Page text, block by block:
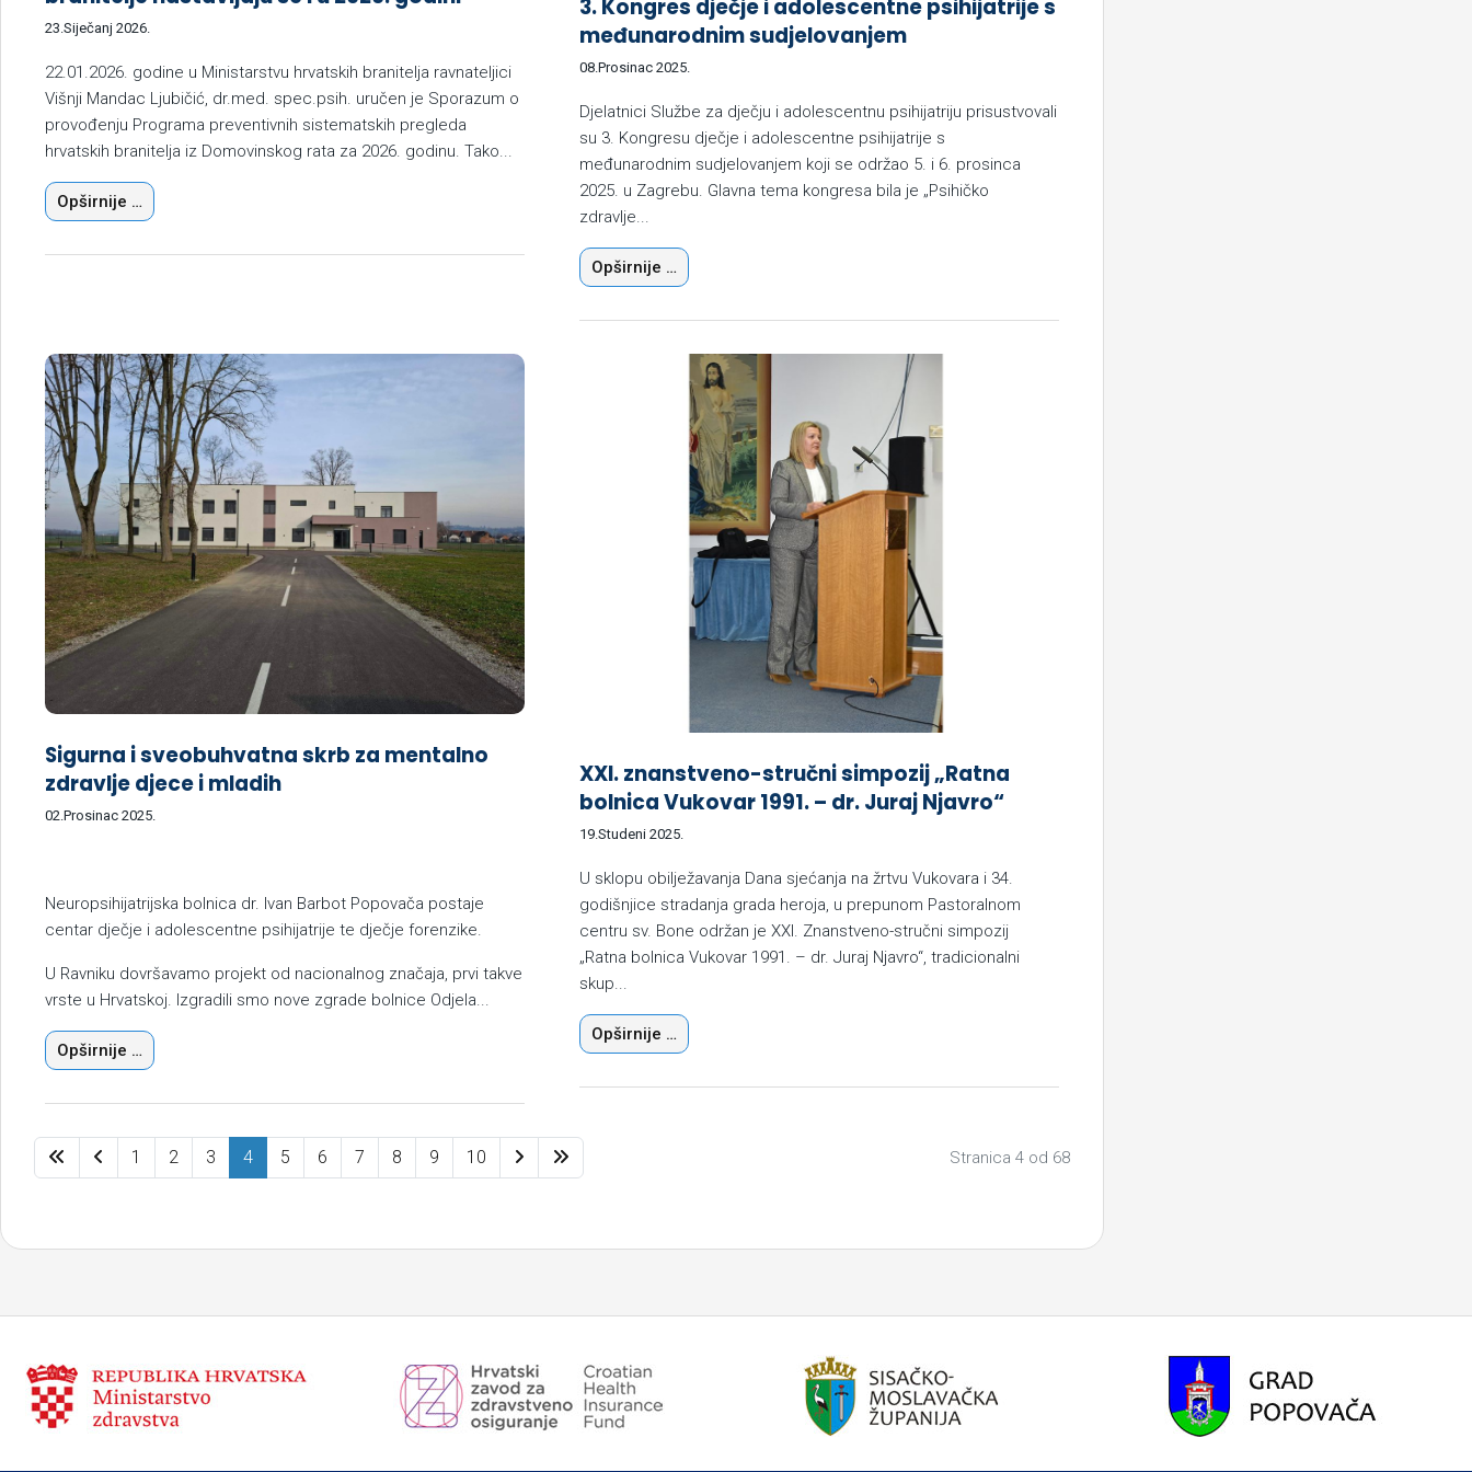
23.Siječanj 2026.
22.01.2026. godine u Ministarstvu hrvatskih branitelja ravnateljici
Višnji Mandac Ljubičić, dr.med. spec.psih. uručen je Sporazum o
provođenju Programa preventivnih sistematskih pregleda
hrvatskih branitelja iz Domovinskog rata za 2026. godinu. Tako...
Opširnije …
3. Kongres dječje i adolescentne psihijatrije s
međunarodnim sudjelovanjem
08.Prosinac 2025.
Djelatnici Službe za dječju i adolescentnu psihijatriju prisustvovali
su 3. Kongresu dječje i adolescentne psihijatrije s
međunarodnim sudjelovanjem koji se održao 5. i 6. prosinca
2025. u Zagrebu. Glavna tema kongresa bila je „Psihičko
zdravlje...
Opširnije …
Sigurna i sveobuhvatna skrb za mentalno
zdravlje djece i mladih
02.Prosinac 2025.
Neuropsihijatrijska bolnica dr. Ivan Barbot Popovača postaje
centar dječje i adolescentne psihijatrije te dječje forenzike.
U Ravniku dovršavamo projekt od nacionalnog značaja, prvi takve
vrste u Hrvatskoj. Izgradili smo nove zgrade bolnice Odjela...
Opširnije …
XXI. znanstveno-stručni simpozij „Ratna
bolnica Vukovar 1991. – dr. Juraj Njavro“
19.Studeni 2025.
U sklopu obilježavanja Dana sjećanja na žrtvu Vukovara i 34.
godišnjice stradanja grada heroja, u prepunom Pastoralnom
centru sv. Bone održan je XXI. Znanstveno-stručni simpozij
„Ratna bolnica Vukovar 1991. – dr. Juraj Njavro“, tradicionalni
skup...
Opširnije …
1 2 3 4 5 6 7 8 9 10 Stranica 4 od 68